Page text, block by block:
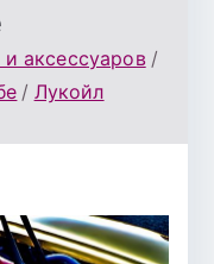
и аксессуаров
Лукойл